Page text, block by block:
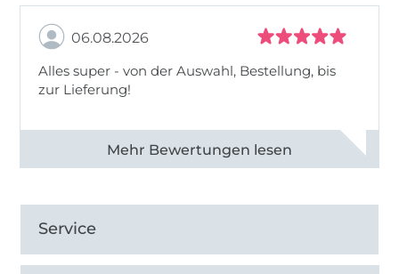
06.08.2026
Alles super - von der Auswahl, Bestellung, bis
zur Lieferung!
Alle 82968 Bewertungen ansehen
Service